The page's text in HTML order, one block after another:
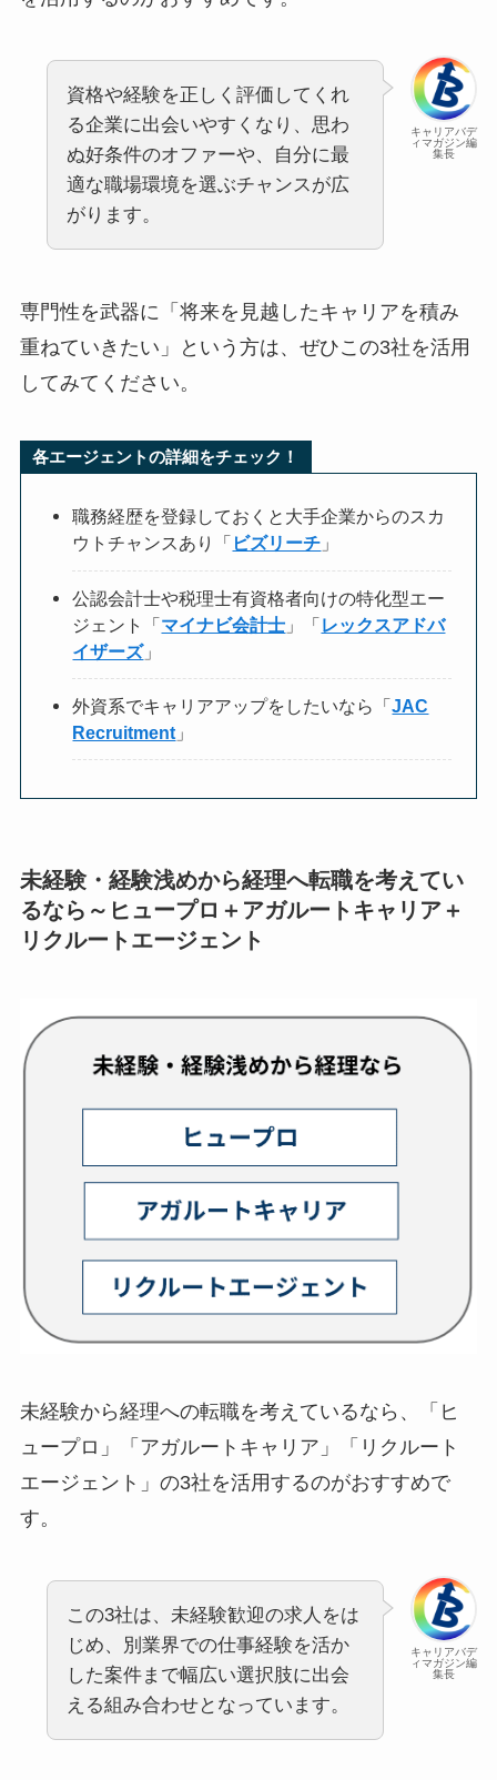
キャリアバデ
ィマガジン編
集長
資格や経験を正しく評価してくれ
る企業に出会いやすくなり、思わ
ぬ好条件のオファーや、自分に最
適な職場環境を選ぶチャンスが広
がります。
専門性を武器に「将来を見越したキャリアを積み
重ねていきたい」という方は、ぜひこの3社を活用
してみてください。
各エージェントの詳細をチェック！
職務経歴を登録しておくと大手企業からのスカ
ウトチャンスあり「 ビズリーチ 」
公認会計士や税理士有資格者向けの特化型エー
ジェント「マイナビ会計士 」「レックスアドバ
イザーズ」
外資系でキャリアアップをしたいなら「JAC
Recruitment 」
未経験・経験浅めから経理へ転職を考えてい
るなら～ヒュープロ＋アガルートキャリア＋
リクルートエージェント
未経験から経理への転職を考えているなら、「ヒ
ュープロ」「アガルートキャリア」「リクルート
エージェント」の3社を活用するのがおすすめで
す。
キャリアバデ
ィマガジン編
集長
この3社は、未経験歓迎の求人をは
じめ、別業界での仕事経験を活か
した案件まで幅広い選択肢に出会
える組み合わせとなっています。